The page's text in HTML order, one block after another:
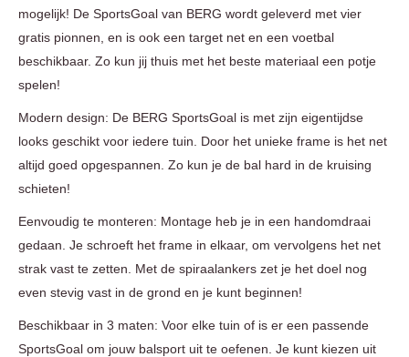
mogelijk! De SportsGoal van BERG wordt geleverd met vier
gratis pionnen, en is ook een target net en een voetbal
beschikbaar. Zo kun jij thuis met het beste materiaal een potje
spelen!
Modern design: De BERG SportsGoal is met zijn eigentijdse
looks geschikt voor iedere tuin. Door het unieke frame is het net
altijd goed opgespannen. Zo kun je de bal hard in de kruising
schieten!
Eenvoudig te monteren: Montage heb je in een handomdraai
gedaan. Je schroeft het frame in elkaar, om vervolgens het net
strak vast te zetten. Met de spiraalankers zet je het doel nog
even stevig vast in de grond en je kunt beginnen!
Beschikbaar in 3 maten: Voor elke tuin of is er een passende
SportsGoal om jouw balsport uit te oefenen. Je kunt kiezen uit